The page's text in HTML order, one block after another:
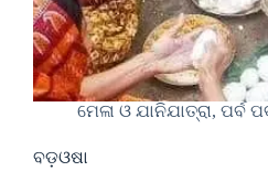
ମେଳା ଓ ଯାନିଯାତ୍ରା, ପର୍ବ
ବଡ଼ଓଷା